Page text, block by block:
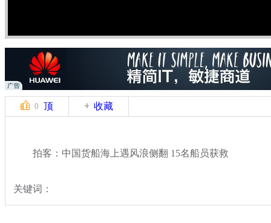
0 顶 收藏
拍客：中国货船海上遇风浪侧翻 15名船员获救
关键词：